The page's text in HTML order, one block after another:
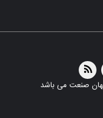
صنعت می باشد